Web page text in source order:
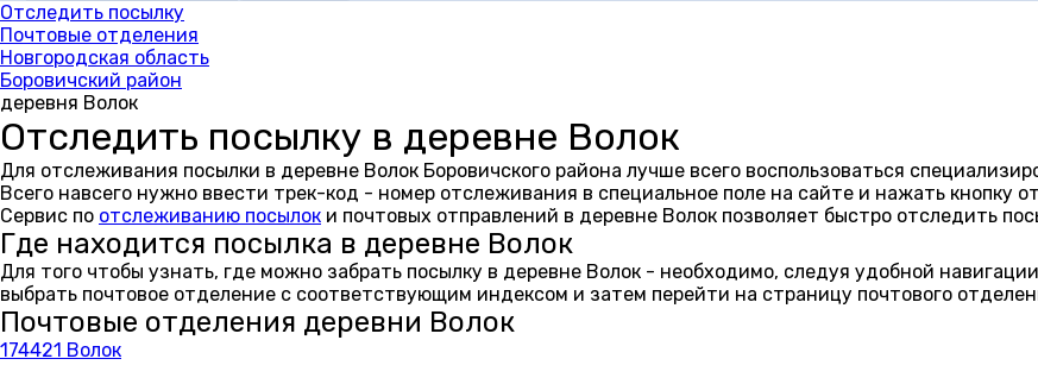
Отследить посылку
Почтовые отделения
Новгородская область
Боровичский район
деревня Волок
Отследить посылку в деревне Волок
Для отслеживания посылки в деревне Волок Боровичского района лучше всего воспользоваться
Всего навсего нужно ввести трек-код - номер отслеживания в специальное поле на сайте и нажать кнопку
Сервис по отслеживанию посылок и почтовых отправлений в деревне Волок позволяет быстро отследить
Где находится посылка в деревне Волок
Для того чтобы узнать, где можно забрать посылку в деревне Волок - необходимо, следуя удобной
выбрать почтовое отделение с соответствующим индексом и затем перейти на страницу почтового
Почтовые отделения деревни Волок
174421 Волок